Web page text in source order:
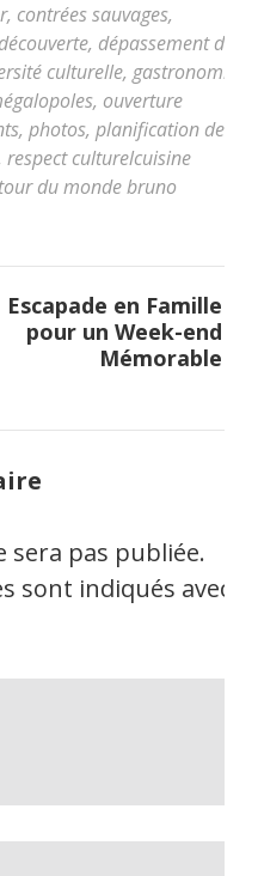
, contrées sauvages,
découverte, dépassement de
culturelle, gastronomie
, ouverture
, photos, planification de
respect culturelcuisine
tour du monde bruno
Escapade en Famille
pour un Week-end
Mémorable
sera pas publiée.
sont indiqués avec